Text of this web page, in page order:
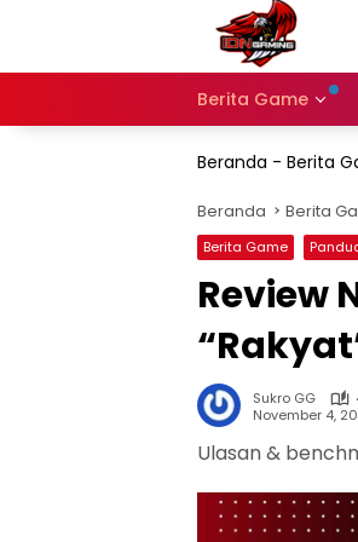
Berita Game
Beranda - Berita
Beranda Berita
Berita Game
Review
Sukro GG
November 4,
Ulasan &